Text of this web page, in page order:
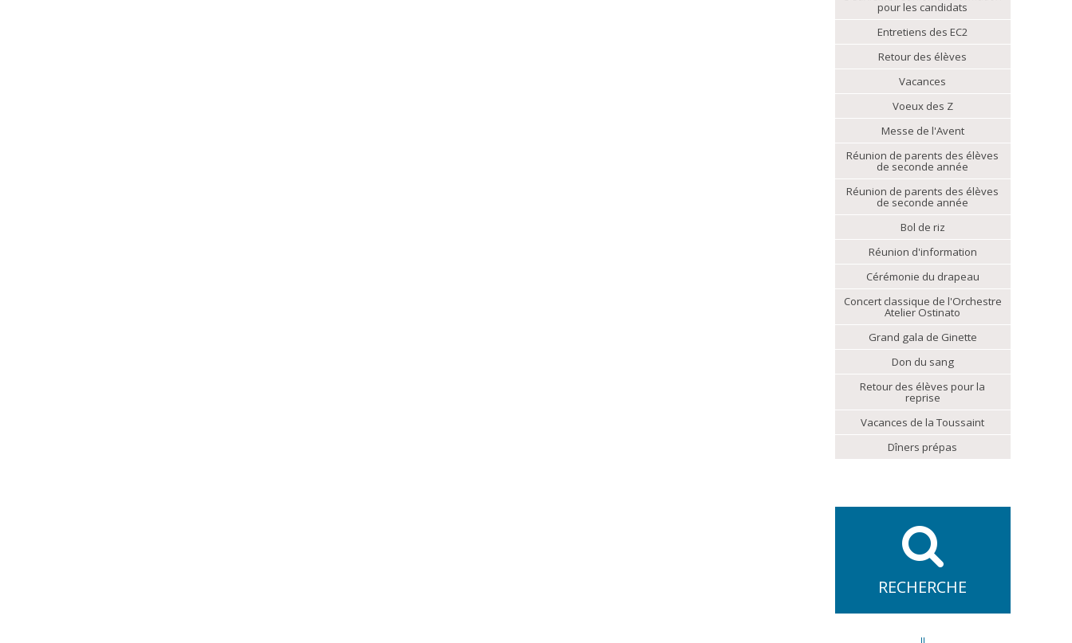
pour les candidats
Entretiens des EC2
Retour des élèves
Vacances
Voeux des Z
Messe de l'Avent
Réunion de parents des élèves
de seconde année
Réunion de parents des élèves
de seconde année
Bol de riz
Réunion d'information
Cérémonie du drapeau
Concert classique de l'Orchestre
Atelier Ostinato
Grand gala de Ginette
Don du sang
Retour des élèves pour la
reprise
Vacances de la Toussaint
Dîners prépas
RECHERCHE